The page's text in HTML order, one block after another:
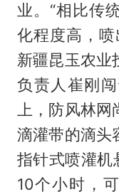
业。“相比传
化程度高，
新疆昆玉农业
负责人崔刚
上，防风林
滴灌带的滴头
指针式喷灌
10个小时，